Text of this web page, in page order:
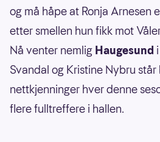
og må håpe at Ronja Arnesen
etter smellen hun fikk mot
Nå venter nemlig Haugesund
Svandal og Kristine Nybru
nettkjenninger hver denne
flere fulltreffere i hallen.